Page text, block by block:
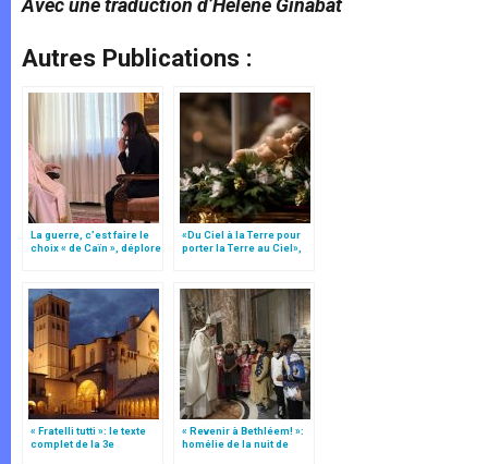
Avec une traduction d’Hélène Ginabat
Autres Publications :
La guerre, c’est faire le
choix « de Caïn », déplore
«Du Ciel à la Terre pour
porter la Terre au Ciel»,
« Fratelli tutti »: le texte
complet de la 3e
« Revenir à Bethléem! »:
homélie de la nuit de
Noël (texte complet)